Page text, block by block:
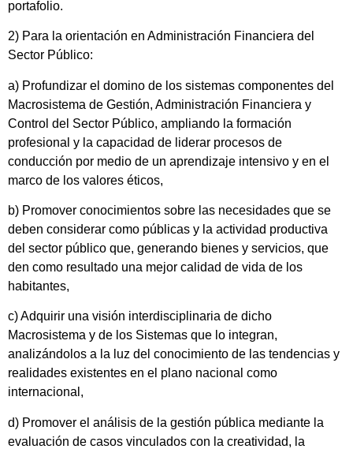
portafolio.
2) Para la orientación en Administración Financiera del
Sector Público:
a) Profundizar el domino de los sistemas componentes del
Macrosistema de Gestión, Administración Financiera y
Control del Sector Público, ampliando la formación
profesional y la capacidad de liderar procesos de
conducción por medio de un aprendizaje intensivo y en el
marco de los valores éticos,
b) Promover conocimientos sobre las necesidades que se
deben considerar como públicas y la actividad productiva
del sector público que, generando bienes y servicios, que
den como resultado una mejor calidad de vida de los
habitantes,
c) Adquirir una visión interdisciplinaria de dicho
Macrosistema y de los Sistemas que lo integran,
analizándolos a la luz del conocimiento de las tendencias y
realidades existentes en el plano nacional como
internacional,
d) Promover el análisis de la gestión pública mediante la
evaluación de casos vinculados con la creatividad, la